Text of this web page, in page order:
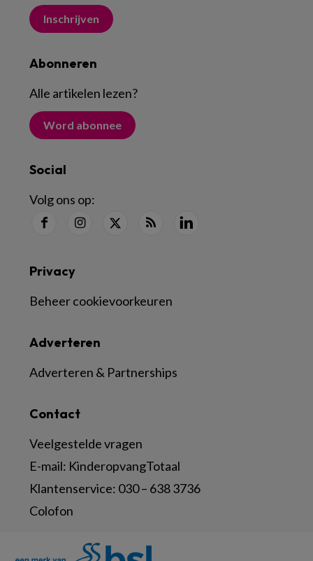
Inschrijven
Abonneren
Alle artikelen lezen?
Word abonnee
Social
Volg ons op:
Contact
Veelgestelde vragen
E-mail: KinderopvangTotaal
Klantenservice: 030 – 638 3736
Colofon
Adverteren
Adverteren & Partnerships
Privacy
Beheer cookievoorkeuren